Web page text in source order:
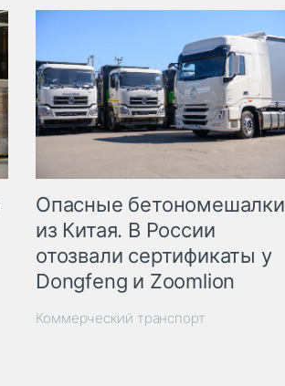
Опасные бетономешалки
из Китая. В России
отозвали сертификаты у
Dongfeng и Zoomlion
Коммерческий транспорт